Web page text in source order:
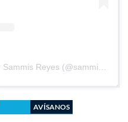
AVÍSANOS